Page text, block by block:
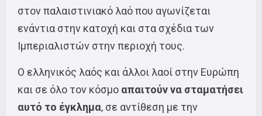
στον παλαιστινιακό λαό που αγωνίζεται
ενάντια στην κατοχή και στα σχέδια των
Ιμπεριαλιστών στην περιοχή τους.
Ο ελληνικός λαός και άλλοι λαοί στην Ευρώπη
και σε όλο τον κόσμο απαιτούν να σταματήσει
αυτό το έγκλημα, σε αντίθεση με την